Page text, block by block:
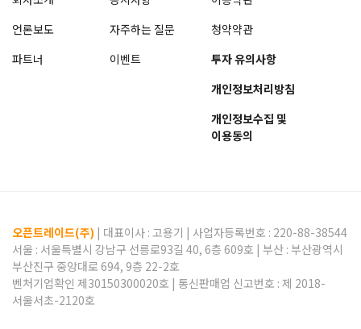
언론보도
파트너
자주하는 질문
이벤트
청약약관
투자 유의사항
개인정보처리방침
개인정보수집 및
이용동의
오픈트레이드(주) | 대표이사 : 고용기 | 사업자등록번호 : 220-88-38544
서울 : 서울특별시 강남구 선릉로93길 40, 6층 609호 | 부산 : 부산광역시
부산진구 중앙대로 694, 9층 22-2호
벤처기업확인 제30150300020호 | 통신판매업 신고번호 : 제 2018-
서울서초-2120호